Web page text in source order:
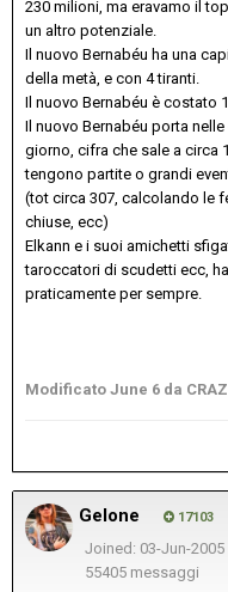
230 milioni, ma eravamo il
un altro potenziale.
Il nuovo Bernabéu ha una
della metà, e con 4 tiranti.
Il nuovo Bernabéu è costato
Il nuovo Bernabéu porta
giorno, cifra che sale a circa
tengono partite o grandi
(tot circa 307, calcolando le
chiuse, ecc)
Elkann e i suoi amichetti
taroccatori di scudetti ecc,
praticamente per sempre.
Modificato June 6 da
Gelone 17103
Joined: 03-Jun-2005
55405 messaggi